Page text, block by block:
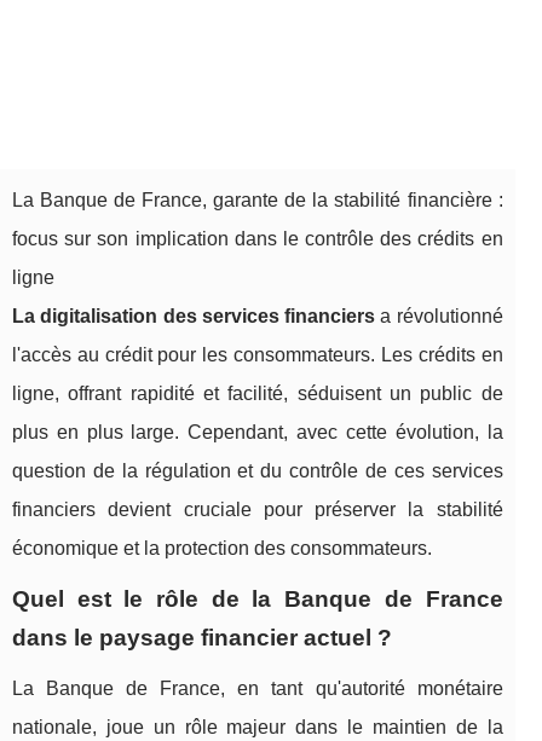
La Banque de France, garante de la stabilité financière :
focus sur son implication dans le contrôle des crédits en
ligne
La digitalisation des services financiers a révolutionné
l'accès au crédit pour les consommateurs. Les crédits en
ligne, offrant rapidité et facilité, séduisent un public de
plus en plus large. Cependant, avec cette évolution, la
question de la régulation et du contrôle de ces services
financiers devient cruciale pour préserver la stabilité
économique et la protection des consommateurs.
Quel est le rôle de la Banque de France
dans le paysage financier actuel ?
La Banque de France, en tant qu'autorité monétaire
nationale, joue un rôle majeur dans le maintien de la